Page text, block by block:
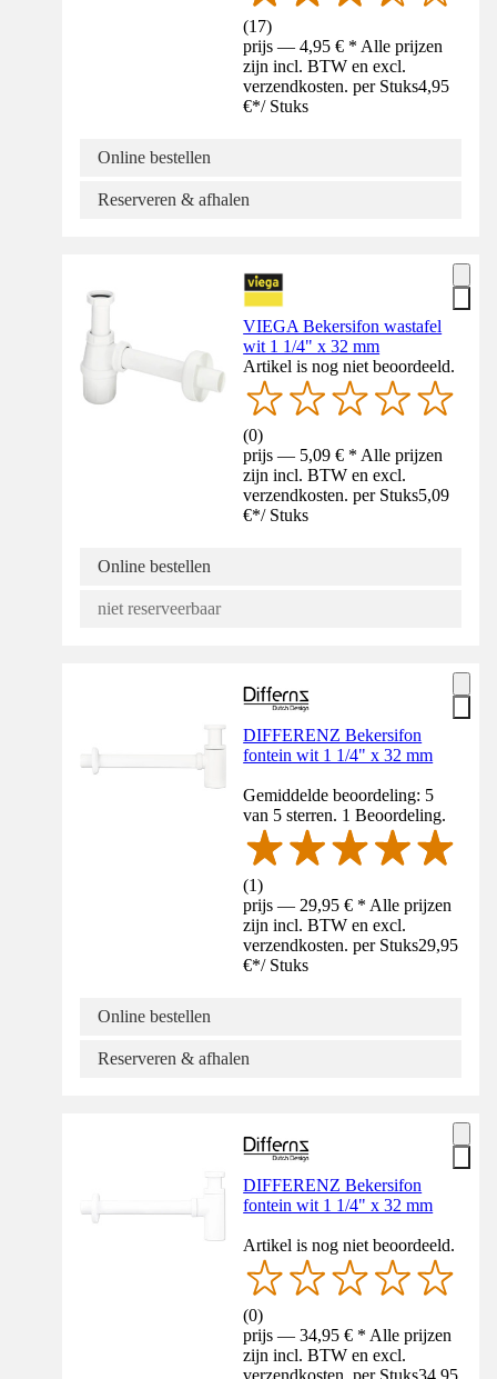
(17)
prijs — 4,95 € * Alle prijzen
zijn incl. BTW en excl.
verzendkosten. per Stuks4,95
€*/ Stuks
Online bestellen
Reserveren & afhalen
VIEGA Bekersifon wastafel
wit 1 1/4" x 32 mm
Artikel is nog niet beoordeeld.
(0)
prijs — 5,09 € * Alle prijzen
zijn incl. BTW en excl.
verzendkosten. per Stuks5,09
€*/ Stuks
Online bestellen
niet reserveerbaar
DIFFERENZ Bekersifon
fontein wit 1 1/4" x 32 mm
Gemiddelde beoordeling: 5
van 5 sterren. 1 Beoordeling.
(1)
prijs — 29,95 € * Alle prijzen
zijn incl. BTW en excl.
verzendkosten. per Stuks29,95
€*/ Stuks
Online bestellen
Reserveren & afhalen
DIFFERENZ Bekersifon
fontein wit 1 1/4" x 32 mm
Artikel is nog niet beoordeeld.
(0)
prijs — 34,95 € * Alle prijzen
zijn incl. BTW en excl.
verzendkosten. per Stuks34,95